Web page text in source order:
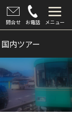
問合せ お電話 メニュー
国内ツアー